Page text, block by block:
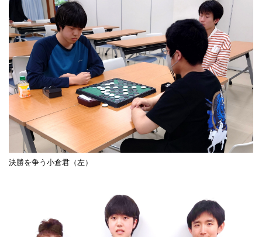
決勝を争う小倉君（左）